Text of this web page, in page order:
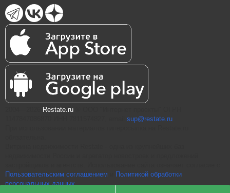
Restate.ru
sup@restate.ru
Пользовательским соглашением
Политикой обработки
персональных данных